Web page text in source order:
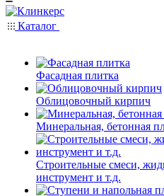
Каталог
Фасадная плитка
Облицовочный кирпич
Минеральная, бетонная
Строительные смеси,
инструмент и т.д.